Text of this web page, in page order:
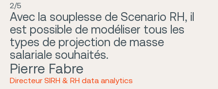
Pierre Fabre
Directeur SIRH & RH data analytics
Avec la souplesse de Scenario RH, il
est possible de modéliser tous les
types de projection de masse
salariale souhaités.
2/5